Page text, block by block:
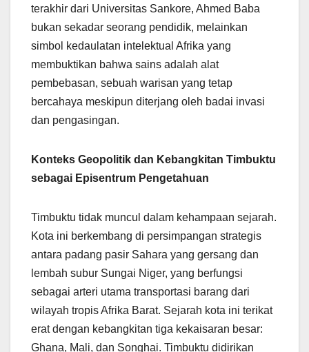
terakhir dari Universitas Sankore, Ahmed Baba
bukan sekadar seorang pendidik, melainkan
simbol kedaulatan intelektual Afrika yang
membuktikan bahwa sains adalah alat
pembebasan, sebuah warisan yang tetap
bercahaya meskipun diterjang oleh badai invasi
dan pengasingan.
Konteks Geopolitik dan Kebangkitan Timbuktu
sebagai Episentrum Pengetahuan
Timbuktu tidak muncul dalam kehampaan sejarah.
Kota ini berkembang di persimpangan strategis
antara padang pasir Sahara yang gersang dan
lembah subur Sungai Niger, yang berfungsi
sebagai arteri utama transportasi barang dari
wilayah tropis Afrika Barat. Sejarah kota ini terikat
erat dengan kebangkitan tiga kekaisaran besar:
Ghana, Mali, dan Songhai. Timbuktu didirikan